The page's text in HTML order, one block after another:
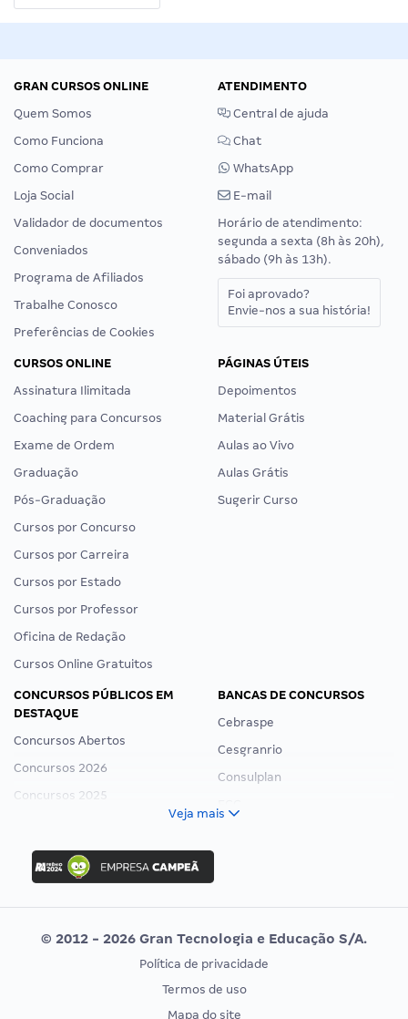
GRAN CURSOS ONLINE
Quem Somos
Como Funciona
Como Comprar
Loja Social
Validador de documentos
Conveniados
Programa de Afiliados
Trabalhe Conosco
Preferências de Cookies
ATENDIMENTO
Central de ajuda
Chat
WhatsApp
E-mail
Horário de atendimento:
segunda a sexta (8h às 20h),
sábado (9h às 13h).
Foi aprovado?
Envie-nos a sua história!
CURSOS ONLINE
Assinatura Ilimitada
Coaching para Concursos
Exame de Ordem
Graduação
Pós-Graduação
Cursos por Concurso
Cursos por Carreira
Cursos por Estado
Cursos por Professor
Oficina de Redação
Cursos Online Gratuitos
PÁGINAS ÚTEIS
Depoimentos
Material Grátis
Aulas ao Vivo
Aulas Grátis
Sugerir Curso
CONCURSOS PÚBLICOS EM
DESTAQUE
Concursos Abertos
Concursos 2026
Concursos 2025
Concurso Ibama
Concurso MPU
Editais publicados
BANCAS DE CONCURSOS
Cebraspe
Cesgranrio
Consulplan
Vunesp
CONCURSOS POR PROFISSÃO
EXAME DE ORDEM
Veja mais
© 2012 - 2026 Gran Tecnologia e Educação S/A.
Política de privacidade
Termos de uso
Mapa do site